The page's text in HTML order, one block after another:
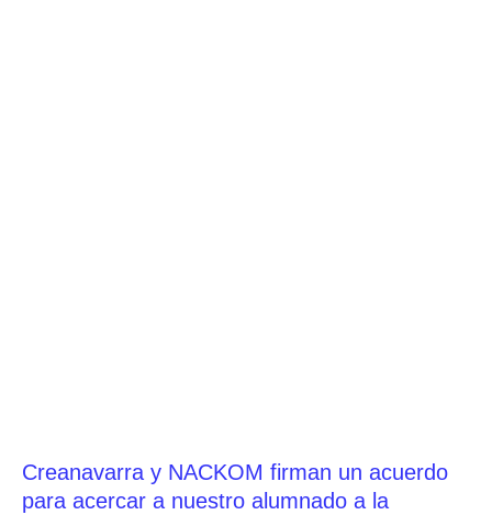
Creanavarra y NACKOM firman un acuerdo
para acercar a nuestro alumnado a la